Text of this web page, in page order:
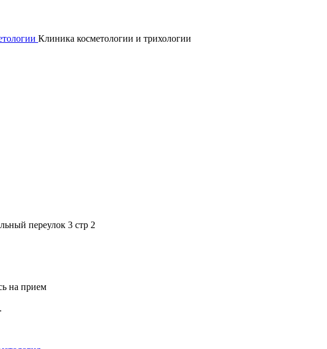
Клиника косметологии и трихологии
переулок 3 стр 2